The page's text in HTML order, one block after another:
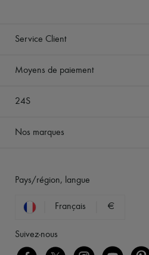
Service Client
Moyens de paiement
24S
Nos marques
Pays/région, langue
Français €
Suivez-nous